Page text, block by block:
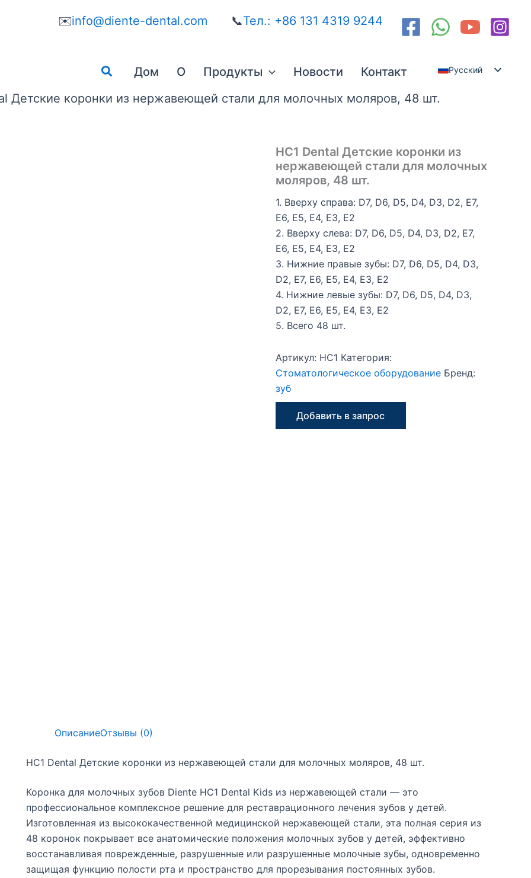
✉️info@diente-dental.com 📞Тел.: +86 131 4319 9244
ПоискДом О Продукты Новости Контакт
Русский
Детские коронки из нержавеющей стали для молочных моляров, 48 шт.
HC1 Dental Детские коронки из
нержавеющей стали для молочных
моляров, 48 шт.
1. Вверху справа: D7, D6, D5, D4, D3, D2, E7,
E6, E5, E4, E3, E2
2. Вверху слева: D7, D6, D5, D4, D3, D2, E7,
E6, E5, E4, E3, E2
3. Нижние правые зубы: D7, D6, D5, D4, D3,
D2, E7, E6, E5, E4, E3, E2
4. Нижние левые зубы: D7, D6, D5, D4, D3,
D2, E7, E6, E5, E4, E3, E2
5. Всего 48 шт.
Артикул: HC1 Категория:
Стоматологическое оборудование Бренд:
зуб
Добавить в запрос
ОписаниеОтзывы (0)
HC1 Dental Детские коронки из нержавеющей стали для молочных моляров, 48 шт.
Коронка для молочных зубов Diente HC1 Dental Kids из нержавеющей стали — это
профессиональное комплексное решение для реставрационного лечения зубов у детей.
Изготовленная из высококачественной медицинской нержавеющей стали, эта полная серия из
48 коронок покрывает все анатомические положения молочных зубов у детей, эффективно
восстанавливая поврежденные, разрушенные или разрушенные молочные зубы, одновременно
защищая функцию полости рта и пространство для прорезывания постоянных зубов.